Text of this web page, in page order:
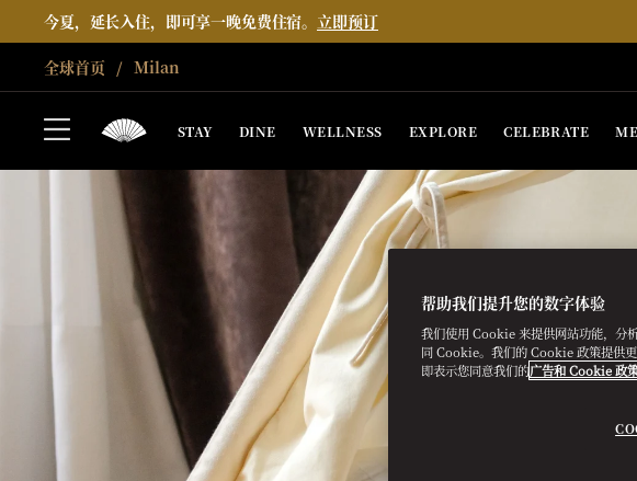
今夏，延长入住，即可享一晚免费住宿。 立即预订
全球首页 Milan
STAY DINE WELLNESS EXPLORE CELEBRATE
帮助我们提升您的数字体验
我们使用 Cookie 来提供网站功能，分
同 Cookie。我们的 Cookie 政策提供
即表示您同意我们的广告和 Cookie 政